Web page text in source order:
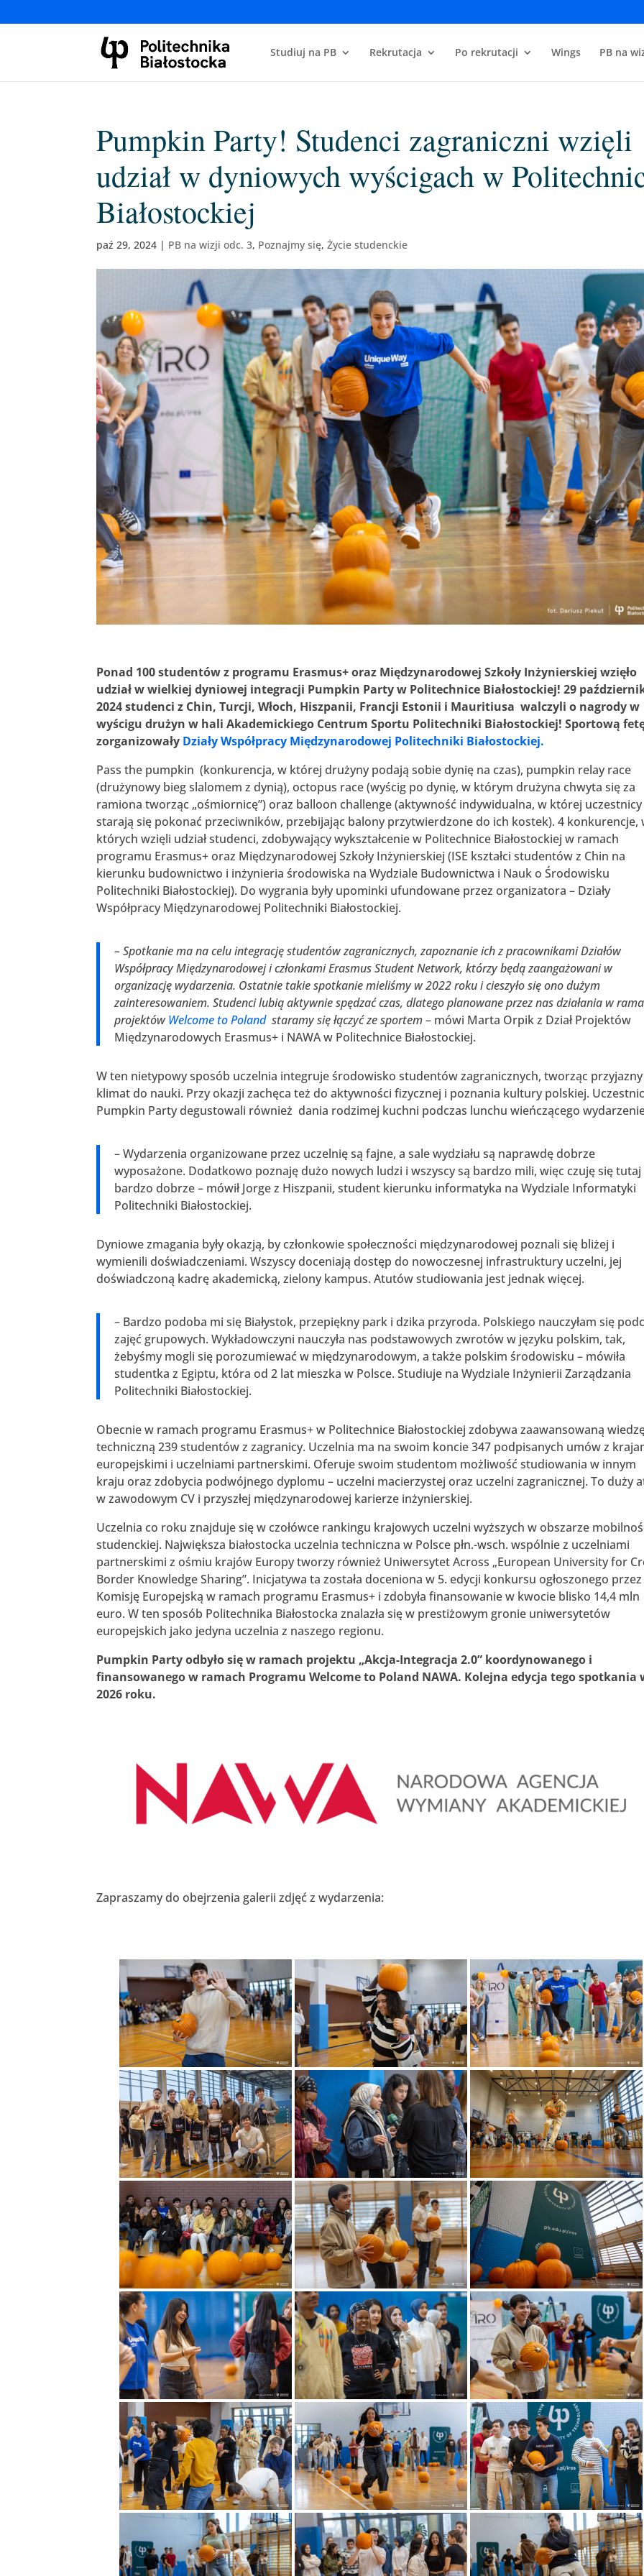
Studiuj na PB Rekrutacja Po rekrutacji Wings PB na
Pumpkin Party! Studenci zagraniczni wzięli
udział w dyniowych wyścigach w
Białostockiej
paź 29, 2024 | PB na wizji odc. 3, Poznajmy się,Życie studenckie
Ponad 100 studentów z programu Erasmus+ oraz Międzynarodowej Szkoły Inżynierskiej wzięło
udział w wielkiej dyniowej integracji Pumpkin Party w Politechnice Białostockiej! 29
2024 studenci z Chin, Turcji, Włoch, Hiszpanii, Francji Estonii i Mauritiusa walczyli o nagrody w
wyścigu drużyn w hali Akademickiego Centrum Sportu Politechniki Białostockiej!Sportową
zorganizowały Działy Współpracy Międzynarodowej Politechniki Białostockiej.
Pass the pumpkin (konkurencja, w której drużyny podają sobie dynię na czas), pumpkin relay race
(drużynowy bieg slalomem z dynią), octopus race (wyścig po dynię, w którym drużyna chwyta się za
ramiona tworząc „ośmiornicę”) oraz balloon challenge (aktywność indywidualna, w której uczestnicy
starają się pokonać przeciwników, przebijając balony przytwierdzone do ich kostek). 4 konkurencje,
których wzięli udział studenci, zdobywający wykształcenie w Politechnice Białostockiej w ramach
programu Erasmus+ oraz Międzynarodowej Szkoły Inżynierskiej (ISE kształci studentów z Chin na
kierunku budownictwo i inżynieria środowiska na Wydziale Budownictwa i Nauk o Środowisku
Politechniki Białostockiej). Do wygrania były upominki ufundowane przez organizatora – Działy
Współpracy Międzynarodowej Politechniki Białostockiej.
– Spotkanie ma na celu integrację studentów zagranicznych, zapoznanie ich z pracownikami Działów
Współpracy Międzynarodowej i członkami Erasmus Student Network, którzy będą zaangażowani w
organizację wydarzenia. Ostatnie takie spotkanie mieliśmy w 2022 roku i cieszyło się ono dużym
zainteresowaniem. Studenci lubią aktywnie spędzać czas, dlatego planowane przez nas działania w
projektówWelcome to Polandstaramy się łączyć ze sportem– mówi Marta Orpik z Dział Projektów
Międzynarodowych Erasmus+ i NAWA w Politechnice Białostockiej.
W ten nietypowy sposób uczelnia integruje środowisko studentów zagranicznych, tworząc przyjazny
klimat do nauki. Przy okazji zachęca też do aktywności fizycznej i poznania kultury polskiej.
Pumpkin Party degustowali również dania rodzimej kuchni podczas lunchu wieńczącego
– Wydarzenia organizowane przez uczelnię są fajne, a sale wydziału są naprawdę dobrze
wyposażone. Dodatkowo poznaję dużo nowych ludzi i wszyscy są bardzo mili, więc czuję się tutaj
bardzo dobrze – mówił Jorge z Hiszpanii, student kierunku informatyka na Wydziale Informatyki
Politechniki Białostockiej.
Dyniowe zmagania były okazją, by członkowie społeczności międzynarodowej poznali się bliżej i
wymienili doświadczeniami. Wszyscy doceniają dostęp do nowoczesnej infrastruktury uczelni, jej
doświadczoną kadrę akademicką, zielony kampus. Atutów studiowania jest jednak więcej.
– Bardzo podoba mi się Białystok, przepiękny park i dzika przyroda. Polskiego nauczyłam się
zajęć grupowych. Wykładowczyni nauczyła nas podstawowych zwrotów w języku polskim, tak,
żebyśmy mogli się porozumiewać w międzynarodowym, a także polskim środowisku – mówiła
studentka z Egiptu, która od 2 lat mieszka w Polsce. Studiuje na Wydziale Inżynierii Zarządzania
Politechniki Białostockiej.
Obecnie w ramach programu Erasmus+ w Politechnice Białostockiej zdobywa zaawansowaną
techniczną 239 studentów z zagranicy. Uczelnia ma na swoim koncie 347 podpisanych umów z
europejskimi i uczelniami partnerskimi. Oferuje swoim studentom możliwość studiowania w innym
kraju oraz zdobycia podwójnego dyplomu – uczelni macierzystej oraz uczelni zagranicznej. To duży
w zawodowym CV i przyszłej międzynarodowej karierze inżynierskiej.
Uczelnia co roku znajduje się w czołówce rankingu krajowych uczelni wyższych w obszarze
studenckiej. Największa białostocka uczelnia techniczna w Polsce płn.-wsch. wspólnie z uczelniami
partnerskimi z ośmiu krajów Europy tworzy również Uniwersytet Across „European University for
Border Knowledge Sharing”. Inicjatywa ta została doceniona w 5. edycji konkursu ogłoszonego przez
Komisję Europejską w ramach programu Erasmus+ i zdobyła finansowanie w kwocie blisko 14,4 mln
euro. W ten sposób Politechnika Białostocka znalazła się w prestiżowym gronie uniwersytetów
europejskich jako jedyna uczelnia z naszego regionu.
Pumpkin Party odbyło się w ramach projektu „Akcja-Integracja 2.0” koordynowanego i
finansowanego w ramach Programu Welcome to Poland NAWA. Kolejna edycja tego spotkania
2026 roku.
Zapraszamy do obejrzenia galerii zdjęć z wydarzenia: